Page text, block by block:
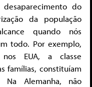
do
da população
quando nós
todo. Por exemplo,
EUA, a classe
famílias, constituíam
Alemanha, não